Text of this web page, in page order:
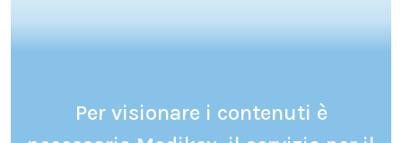
Per visionare i contenuti è